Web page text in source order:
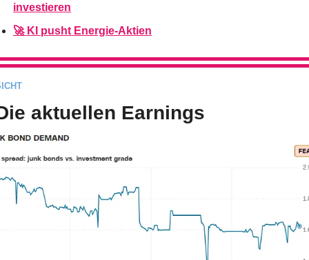
investieren
🚀 KI pusht Energie-Aktien
aktuellen Earnings